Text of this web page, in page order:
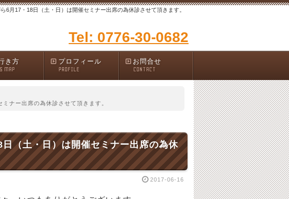
月17・18日（土・日）は開催セミナー出席の為休診させて頂きます。
Tel: 0776-30-0682
き方
MAP
プロフィール
PROFILE
お問合せ
CONTACT
ナー出席の為休診させて頂きます。
土・日）は開催セミナー出席の為休
2017-06-16